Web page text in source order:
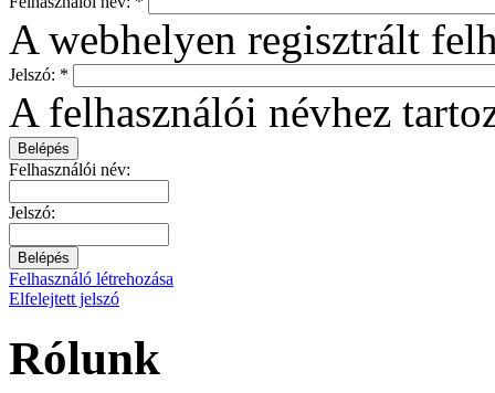
A webhelyen regisztrált
Jelszó: *
A felhasználói névhez
Felhasználói név:
Jelszó:
Felhasználó létrehozása
Elfelejtett jelszó
Rólunk